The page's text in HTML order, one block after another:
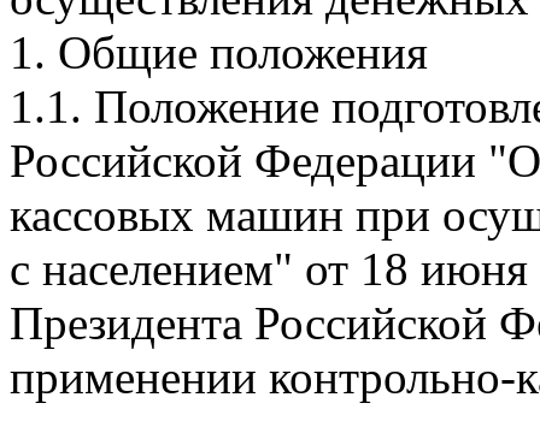
1. Общие положения
1.1. Положение
Российской Федерации
кассовых машин при
с населением" от 18
Президента Российской
применении контрольно-